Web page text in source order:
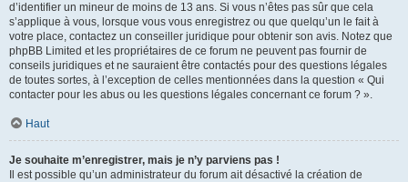
d’identifier un mineur de moins de 13 ans. Si vous n’êtes pas sûr que cela
s’applique à vous, lorsque vous vous enregistrez ou que quelqu’un le fait à
votre place, contactez un conseiller juridique pour obtenir son avis. Notez que
phpBB Limited et les propriétaires de ce forum ne peuvent pas fournir de
conseils juridiques et ne sauraient être contactés pour des questions légales
de toutes sortes, à l’exception de celles mentionnées dans la question « Qui
contacter pour les abus ou les questions légales concernant ce forum ? ».
Haut
Je souhaite m’enregistrer, mais je n’y parviens pas !
Il est possible qu’un administrateur du forum ait désactivé la création de